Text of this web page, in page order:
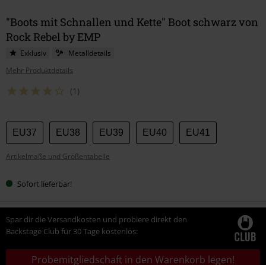
"Boots mit Schnallen und Kette" Boot schwarz von
Rock Rebel by EMP
Exklusiv
Metalldetails
Mehr Produktdetails
(1)
Wähle
deine
Größe
EU37 EU38 EU39 EU40 EU41
Artikelmaße und Größentabelle
Sofort lieferbar!
Spar dir die Versandkosten und probiere direkt den
Backstage Club für 30 Tage kostenlos:
Probemitgliedschaft in den Warenkorb legen!